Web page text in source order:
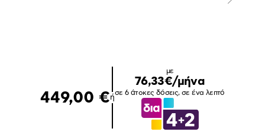
Επόμενο
449,00 €ή
με
76,33€/μήνα
σε 6 άτοκες δόσεις, σε ένα λεπτό